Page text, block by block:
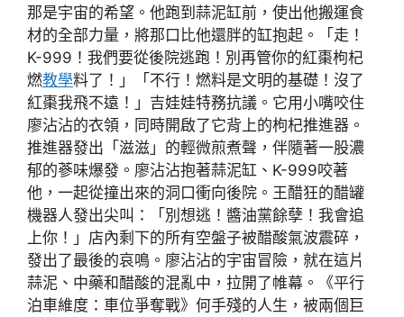
那是宇宙的希望。他跑到蒜泥缸前，使出他搬運食
材的全部力量，將那口比他還胖的缸抱起。「走！
K-999！我們要從後院逃跑！別再管你的紅棗枸杞
燃教學料了！」「不行！燃料是文明的基礎！沒了
紅棗我飛不遠！」吉娃娃特務抗議。它用小嘴咬住
廖沾沾的衣領，同時開啟了它背上的枸杞推進器。
推進器發出「滋滋」的輕微煎煮聲，伴隨著一股濃
郁的蔘味爆發。廖沾沾抱著蒜泥缸、K-999咬著
他，一起從撞出來的洞口衝向後院。王醋狂的醋罐
機器人發出尖叫：「別想逃！醬油黨餘孽！我會追
上你！」店內剩下的所有空盤子被醋酸氣波震碎，
發出了最後的哀鳴。廖沾沾的宇宙冒險，就在這片
蒜泥、中藥和醋酸的混亂中，拉開了帷幕。《平行
泊車維度：車位爭奪戰》何手殘的人生，被兩個巨